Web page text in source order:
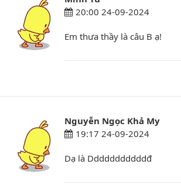
20:00 24-09-2024
Em thưa thầy là câu B ạ!
Nguyễn Ngọc Khả My
19:17 24-09-2024
Dạ là Dddddddddddđ